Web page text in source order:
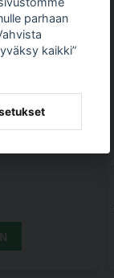
parhaan
kaikki”